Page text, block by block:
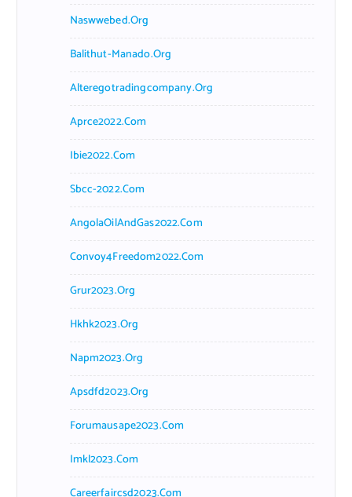
Naswwebed.org
Balithut-Manado.org
Alteregotradingcompany.org
Aprce2022.com
Ibie2022.com
Sbcc-2022.com
AngolaOilAndGas2022.com
Convoy4Freedom2022.com
Grur2023.org
Hkhk2023.org
Napm2023.org
Apsdfd2023.org
Forumausape2023.com
Imkl2023.com
Careerfaircsd2023.com